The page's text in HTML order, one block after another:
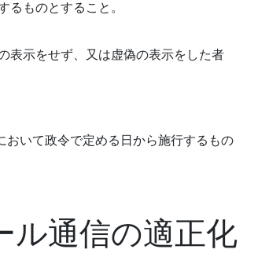
るものとすること。
表示をせず、又は虚偽の表示をした者
おいて政令で定める日から施行するもの
ル通信の適正化